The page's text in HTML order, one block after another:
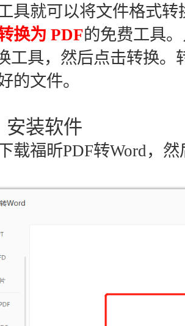
具就可以将文件格式转
换为 PDF的免费工具
工具，然后点击转换
的文件。
安装软件
载福昕PDF转Word，